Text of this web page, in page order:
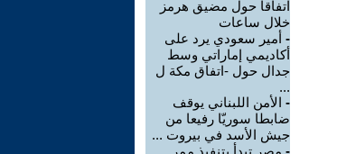
اتفاقا حول مضيق هرمز
خلال ساعات
- أمير سعودي يرد على
أكاديمي إماراتي وسط
جدال حول -اتفاق مكة ل
...
- الأمن اللبناني يوقف
ضابطا سوريّا رفيعا من
جيش الأسد في بيروت ...
- مصر تبدأ بتنفيذ ممر